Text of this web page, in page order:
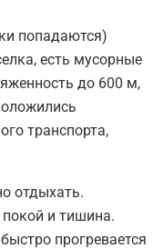
попадаются)
есть мусорные
до 600 м,
транспорта,
отдыхать.
покой и тишина.
прогревается